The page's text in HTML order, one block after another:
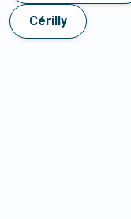
Cérilly